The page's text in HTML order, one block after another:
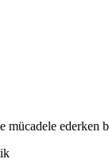
ederken